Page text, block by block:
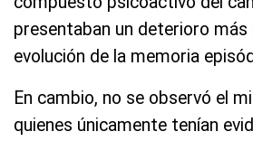
presentaban un deterioro más
evolución de la memoria
En cambio, no se observó el
quienes únicamente tenían